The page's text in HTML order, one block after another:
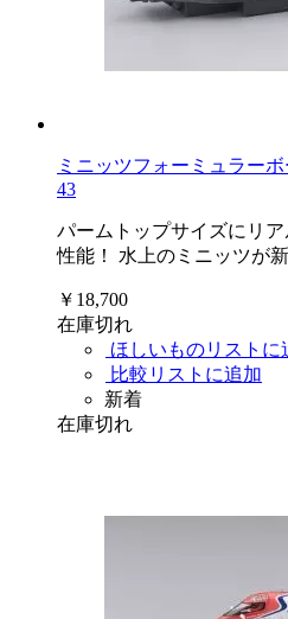
ミニッツフォーミュラー
43
パームトップサイズにリ
性能！ 水上のミニッツが
￥18,700
在庫切れ
ほしいものリストに
比較リストに追加
新着
在庫切れ